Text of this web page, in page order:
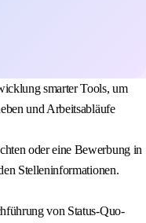
smarter Tools, um
und Arbeitsabläufe
oder eine Bewerbung in
Stelleninformationen.
von Status-Quo-